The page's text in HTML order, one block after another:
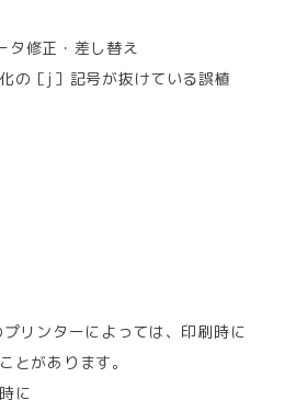
修正・差し替え
の［j］記号が抜けている誤植
リンターによっては、印刷時に
とがあります。
に